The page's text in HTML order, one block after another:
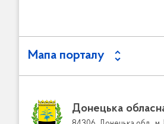
Мапа порталу
Донецька